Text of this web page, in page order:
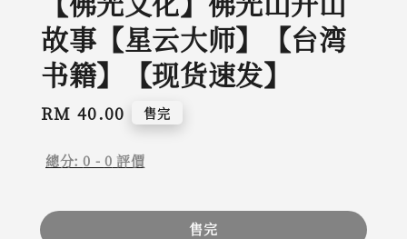
故事【星云大师】【台湾
书籍】【现货速发】
Regular
RM 40.00 售完
總分:0 - 0 評價
售完